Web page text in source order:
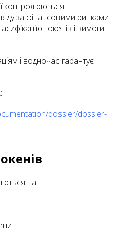
контролюються
за фінансовими ринками
токенів і вимоги
і водночас гарантує
dossier/dossier-
на: